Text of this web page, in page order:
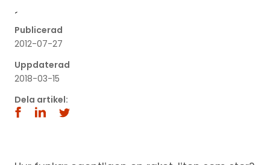
´
Publicerad
2012-07-27
Uppdaterad
2018-03-15
Dela artikel: